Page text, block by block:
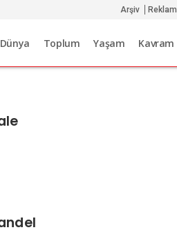
Arşiv Reklam
Dünya Toplum Yaşam Kavram